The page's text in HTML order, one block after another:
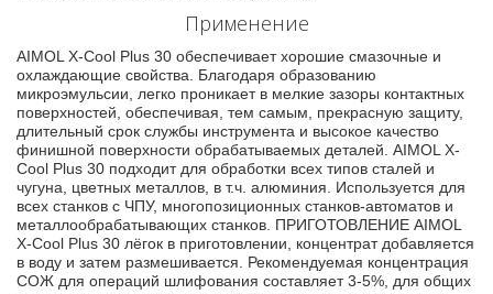
Применение
AIMOL X-Cool Plus 30 обеспечивает хорошие смазочные и
охлаждающие свойства. Благодаря образованию
микроэмульсии, легко проникает в мелкие зазоры контактных
поверхностей, обеспечивая, тем самым, прекрасную защиту,
длительный срок службы инструмента и высокое качество
финишной поверхности обрабатываемых деталей. AIMOL X-
Cool Plus 30 подходит для обработки всех типов сталей и
чугуна, цветных металлов, в т.ч. алюминия. Используется для
всех станков с ЧПУ, многопозиционных станков-автоматов и
металлообрабатывающих станков. ПРИГОТОВЛЕНИЕ AIMOL
X-Cool Plus 30 лёгок в приготовлении, концентрат добавляется
в воду и затем размешивается. Рекомендуемая концентрация
СОЖ для операций шлифования составляет 3-5%, для общих